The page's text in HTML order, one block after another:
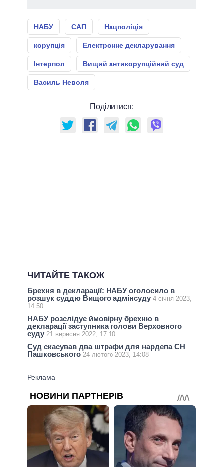
НАБУ САП Нацполіція
корупція Електронне декларування
Інтерпол Вищий антикорупційний суд
Василь Неволя
Поділитися:
ЧИТАЙТЕ ТАКОЖ
Брехня в декларації: НАБУ оголосило в
розшук суддю Вищого адмінсуду 4 січня 2023,
14:50
НАБУ розслідує ймовірну брехню в
декларації заступника голови Верховного
суду 21 вересня 2022, 17:10
Суд скасував два штрафи для нардепа СН
Пашковського 24 лютого 2023, 14:08